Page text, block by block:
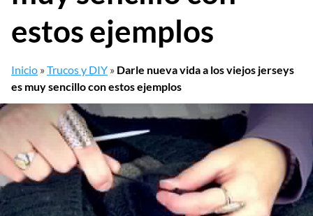
estos ejemplos
Inicio »Trucos y DIY » Darle nueva vida a los viejos jerseys
es muy sencillo con estos ejemplos